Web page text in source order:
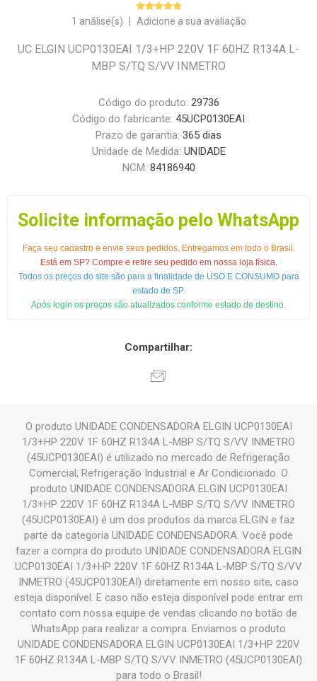
1 análise(s) Adicione a sua avaliação
UC ELGIN UCP0130EAI 1/3+HP 220V 1F 60HZ R134A L-
MBP S/TQ S/VV INMETRO
Código do produto: 29736
Código do fabricante: 45UCP0130EAI
Prazo de garantia: 365 dias
Unidade de Medida: UNIDADE
NCM: 84186940
Solicite informação pelo WhatsApp
Faça seu cadastro e envie seus pedidos. Entregamos em todo o Brasil.
Está em SP? Compre e retire seu pedido em nossa loja física.
Todos os preços do site são para a finalidade de USO E CONSUMO para
estado de SP.
Após login os preços são atualizados conforme estado de destino.
Compartilhar:
O produto UNIDADE CONDENSADORA ELGIN UCP0130EAI
1/3+HP 220V 1F 60HZ R134A L-MBP S/TQ S/VV INMETRO
(45UCP0130EAI) é utilizado no mercado de Refrigeração
Comercial, Refrigeração Industrial e Ar Condicionado. O
produto UNIDADE CONDENSADORA ELGIN UCP0130EAI
1/3+HP 220V 1F 60HZ R134A L-MBP S/TQ S/VV INMETRO
(45UCP0130EAI) é um dos produtos da marca ELGIN e faz
parte da categoria UNIDADE CONDENSADORA. Você pode
fazer a compra do produto UNIDADE CONDENSADORA ELGIN
UCP0130EAI 1/3+HP 220V 1F 60HZ R134A L-MBP S/TQ S/VV
INMETRO (45UCP0130EAI) diretamente em nosso site, caso
esteja disponível. E caso não esteja disponível pode entrar em
contato com nossa equipe de vendas clicando no botão de
WhatsApp para realizar a compra. Enviamos o produto
UNIDADE CONDENSADORA ELGIN UCP0130EAI 1/3+HP 220V
1F 60HZ R134A L-MBP S/TQ S/VV INMETRO (45UCP0130EAI)
para todo o Brasil!